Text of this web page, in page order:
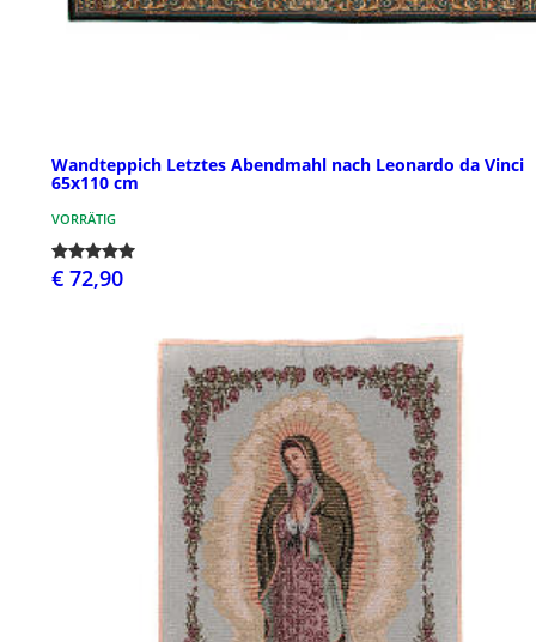
Wandteppich Letztes Abendmahl nach Leonardo da Vinci
65x110 cm
VORRÄTIG
€ 72,90